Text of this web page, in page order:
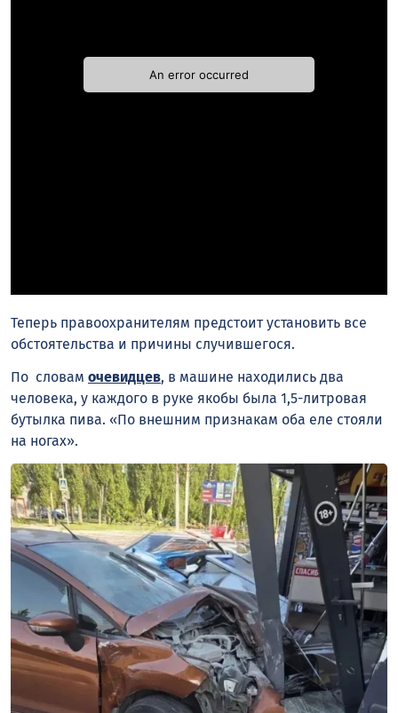
Теперь правоохранителям предстоит установить все
обстоятельства и причины случившегося.
По словам очевидцев, в машине находились два
человека, у каждого в руке якобы была 1,5-литровая
бутылка пива. «По внешним признакам оба еле стояли
на ногах».